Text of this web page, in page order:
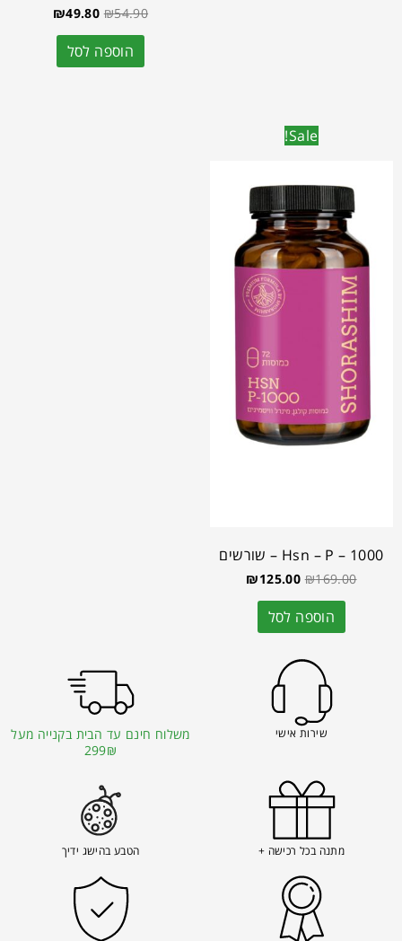
₪54.90
₪49.80
הוספה לסל
Sale!
Hsn – P – 1000 – שורשים
₪169.00
₪125.00
הוספה לסל
שירות אישי
משלוח חינם עד הבית בקנייה מעל
299₪
מתנה בכל רכישה + הטבע בהישג ידיך